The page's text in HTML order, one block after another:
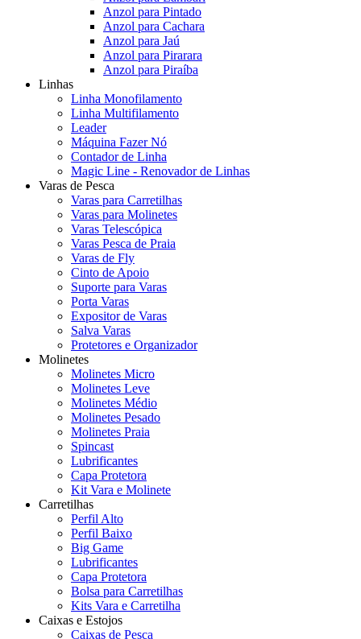
Anzol para Pintado
Anzol para Cachara
Anzol para Jaú
Anzol para Pirarara
Anzol para Piraíba
Linhas
Linha Monofilamento
Linha Multifilamento
Leader
Máquina Fazer Nó
Contador de Linha
Magic Line - Renovador de Linhas
Varas de Pesca
Varas para Carretilhas
Varas para Molinetes
Varas Telescópica
Varas Pesca de Praia
Varas de Fly
Cinto de Apoio
Suporte para Varas
Porta Varas
Expositor de Varas
Salva Varas
Protetores e Organizador
Molinetes
Molinetes Micro
Molinetes Leve
Molinetes Médio
Molinetes Pesado
Molinetes Praia
Spincast
Lubrificantes
Capa Protetora
Kit Vara e Molinete
Carretilhas
Perfil Alto
Perfil Baixo
Big Game
Lubrificantes
Capa Protetora
Bolsa para Carretilhas
Kits Vara e Carretilha
Caixas e Estojos
Caixas de Pesca